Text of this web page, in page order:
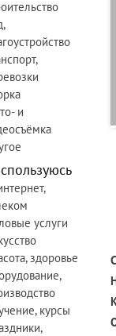
и
услуги
здоровье
курсы